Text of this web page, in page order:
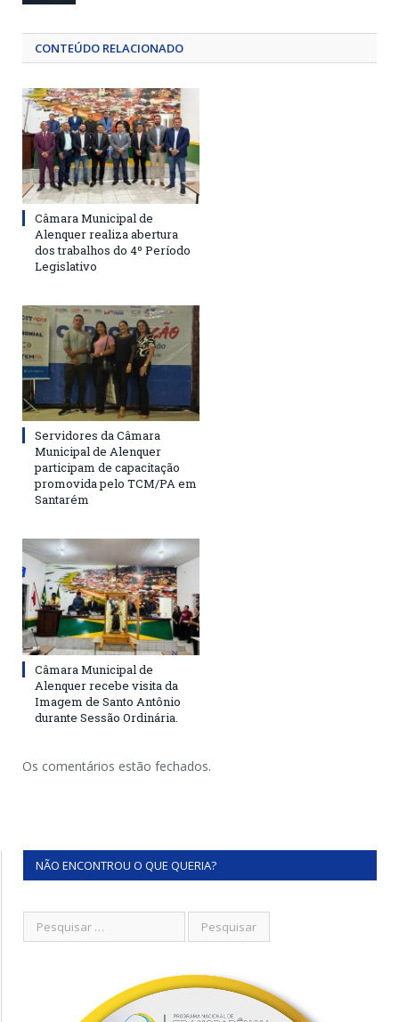
CONTEÚDO RELACIONADO
Câmara Municipal de
Alenquer realiza abertura
dos trabalhos do 4º Período
Legislativo
Servidores da Câmara
Municipal de Alenquer
participam de capacitação
promovida pelo TCM/PA em
Santarém
Câmara Municipal de
Alenquer recebe visita da
Imagem de Santo Antônio
durante Sessão Ordinária.
Os comentários estão fechados.
NÃO ENCONTROU O QUE QUERIA?